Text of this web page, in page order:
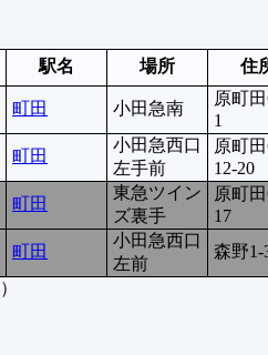
駅名 場所 住
町田 小田急南
原町
1
町田
小田急西口
左手前
原町
12-20
町田
東急ツイン
ズ裏手
原町
17
町田
小田急西口
左前
森野1-
）